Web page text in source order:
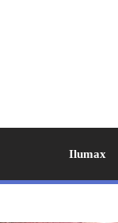
Ilumax